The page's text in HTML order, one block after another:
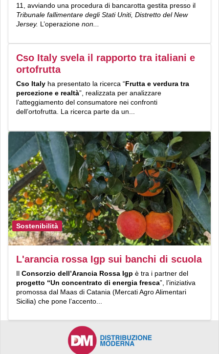
11, avviando una procedura di bancarotta gestita presso il
Tribunale fallimentare degli Stati Uniti, Distretto del New
Jersey. L’operazione non...
Cso Italy svela il rapporto tra italiani e
ortofrutta
Cso Italy ha presentato la ricerca “Frutta e verdura tra
percezione e realtà”, realizzata per analizzare
l’atteggiamento del consumatore nei confronti
dell’ortofrutta. La ricerca parte da un...
Sostenibilità
L'arancia rossa Igp sui banchi di scuola
Il Consorzio dell’Arancia Rossa Igp è tra i partner del
progetto “Un concentrato di energia fresca”, l’iniziativa
promossa dal Maas di Catania (Mercati Agro Alimentari
Sicilia) che pone l’accento...